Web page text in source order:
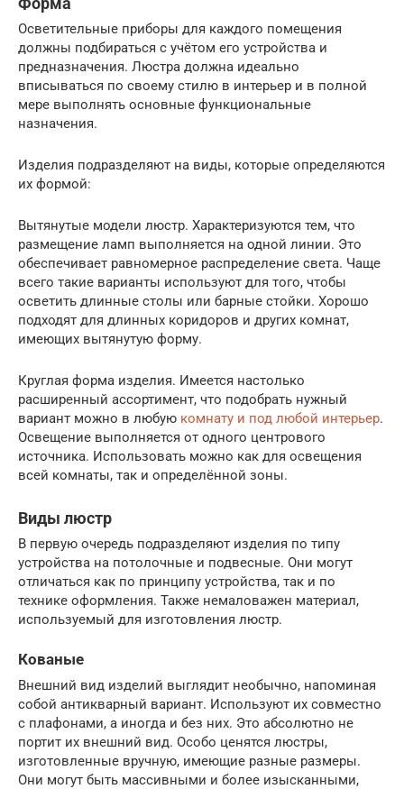
Осветительные приборы для каждого помещения
должны подбираться с учётом его устройства и
предназначения. Люстра должна идеально
вписываться по своему стилю в интерьер и в полной
мере выполнять основные функциональные
назначения.
Изделия подразделяют на виды, которые определяются
их формой:
Вытянутые модели люстр. Характеризуются тем, что
размещение ламп выполняется на одной линии. Это
обеспечивает равномерное распределение света. Чаще
всего такие варианты используют для того, чтобы
осветить длинные столы или барные стойки. Хорошо
подходят для длинных коридоров и других комнат,
имеющих вытянутую форму.
Круглая форма изделия. Имеется настолько
расширенный ассортимент, что подобрать нужный
вариант можно в любую комнату и под любой интерьер.
Освещение выполняется от одного центрового
источника. Использовать можно как для освещения
всей комнаты, так и определённой зоны.
Виды люстр
В первую очередь подразделяют изделия по типу
устройства на потолочные и подвесные. Они могут
отличаться как по принципу устройства, так и по
технике оформления. Также немаловажен материал,
используемый для изготовления люстр.
Кованые
Внешний вид изделий выглядит необычно, напоминая
собой антикварный вариант. Используют их совместно
с плафонами, а иногда и без них. Это абсолютно не
портит их внешний вид. Особо ценятся люстры,
изготовленные вручную, имеющие разные размеры.
Они могут быть массивными и более изысканными,